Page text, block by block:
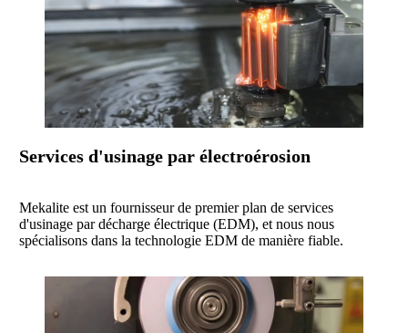
Services d'usinage par électroérosion
Mekalite est un fournisseur de premier plan de services
d'usinage par décharge électrique (EDM), et nous nous
spécialisons dans la technologie EDM de manière fiable.